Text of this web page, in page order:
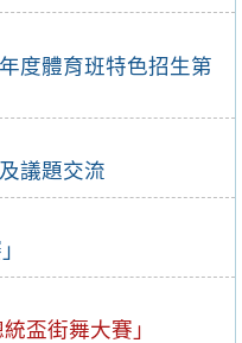
度體育班特色招生第
議題交流
盃街舞大賽」